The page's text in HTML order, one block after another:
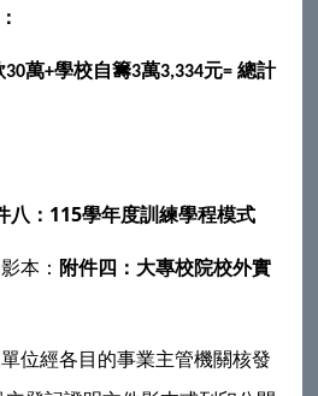
30萬+學校自籌3萬3,334元=總計
八：115學年度訓練學程模式
本： 附件四：大專校院校外實
位經各目的事業主管機關核發